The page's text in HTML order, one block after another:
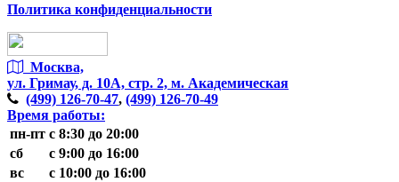
Политика конфиденциальности
Москва,
ул. Гримау, д. 10А, стр. 2, м. Академическая
(499) 126-70-47, (499) 126-70-49
Время работы:
пн-пт с 8:30 до 20:00
сб
с 9:00 до 16:00
вс
с 10:00 до 16:00